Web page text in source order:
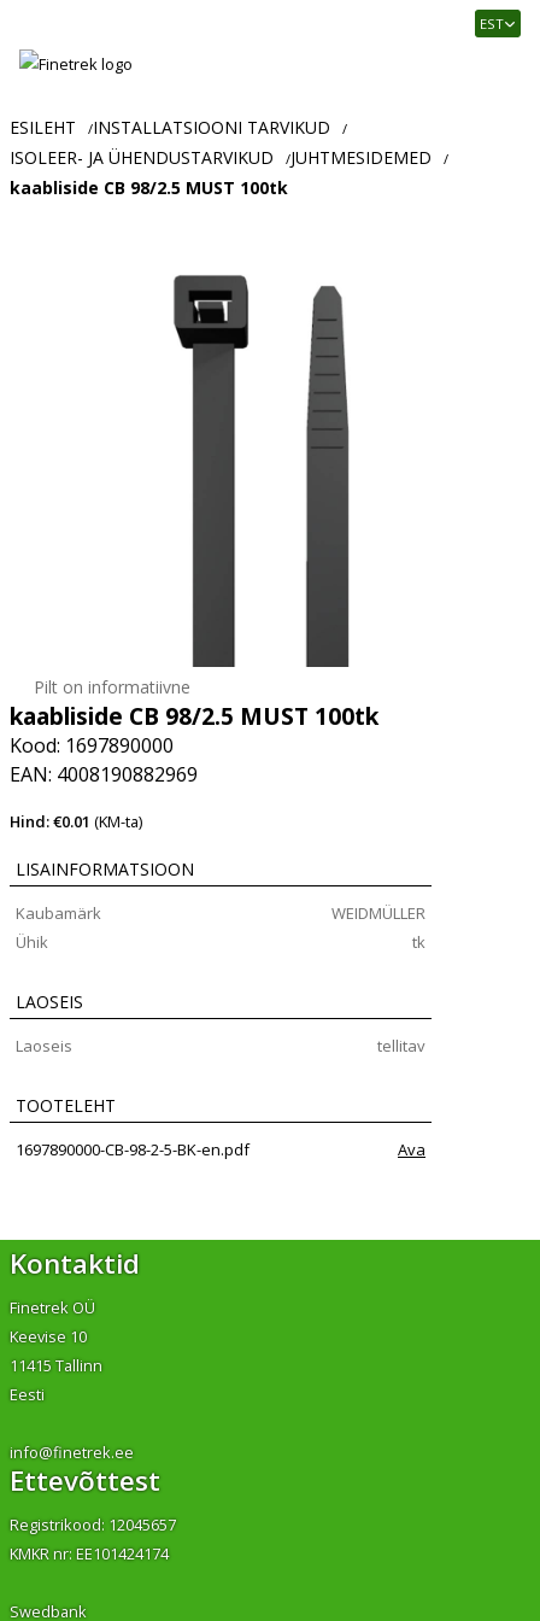
Usaldusväärne
ja
tööstusautomaatika
pood
EST
ESILEHT /INSTALLATSIOONI TARVIKUD /
ISOLEER- JA ÜHENDUSTARVIKUD /JUHTMESIDEMED /
kaabliside CB 98/2.5 MUST 100tk
Pilt on informatiivne
kaabliside CB 98/2.5 MUST 100tk
Kood: 1697890000
EAN: 4008190882969
Hind: €0.01 (KM-ta)
LISAINFORMATSIOON
Kaubamärk
WEIDMÜLLER
Ühik
tk
LAOSEIS
Laoseis tellitav
TOOTELEHT
1697890000-CB-98-2-5-BK-en.pdf Ava
Kontaktid
Finetrek OÜ
Keevise 10
11415 Tallinn
Eesti
info@finetrek.ee
Ettevõttest
Registrikood: 12045657
KMKR nr: EE101424174
Swedbank